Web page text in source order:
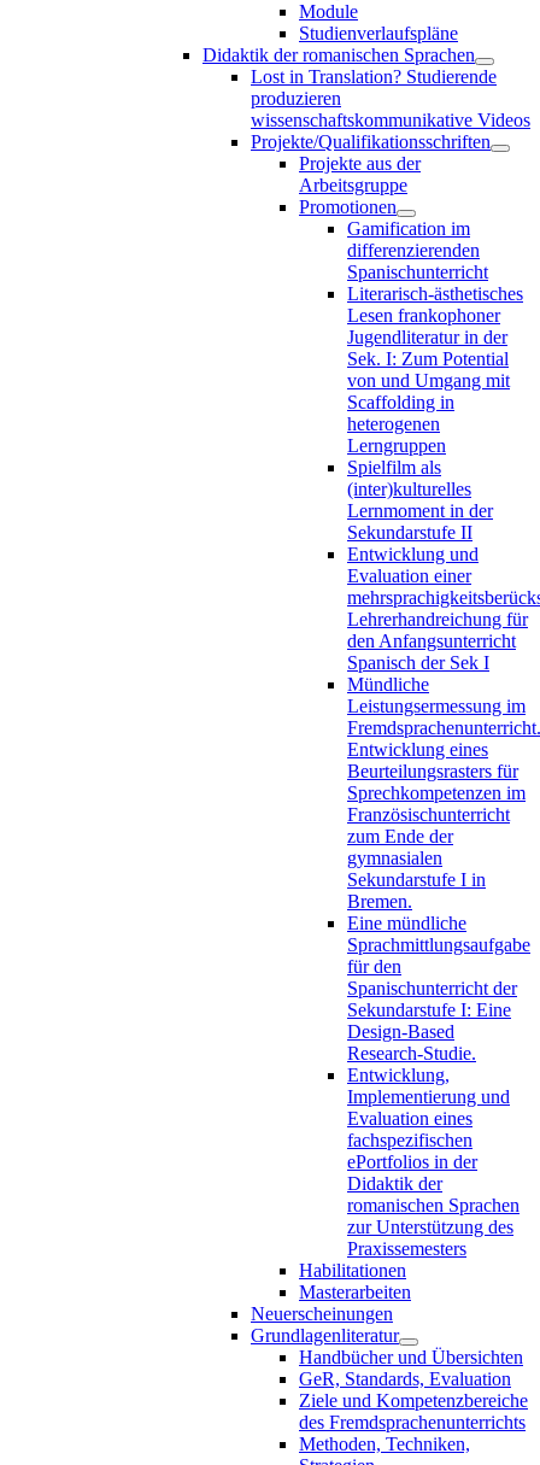
Module
Studienverlaufspläne
Didaktik der romanischen Sprachen
Lost in Translation? Studierende
produzieren
wissenschaftskommunikative Videos
Projekte/Qualifikationsschriften
Projekte aus der
Arbeitsgruppe
Promotionen
Gamification im
differenzierenden
Spanischunterricht
Literarisch-ästhetisches
Lesen frankophoner
Jugendliteratur in der
Sek. I: Zum Potential
von und Umgang mit
Scaffolding in
heterogenen
Lerngruppen
Spielfilm als
(inter)kulturelles
Lernmoment in der
Sekundarstufe II
Entwicklung und
Evaluation einer
Lehrerhandreichung für
den Anfangsunterricht
Spanisch der Sek I
Mündliche
Leistungsermessung im
Fremdsprachenunterricht.
Entwicklung eines
Beurteilungsrasters für
Sprechkompetenzen im
Französischunterricht
zum Ende der
gymnasialen
Sekundarstufe I in
Bremen.
Eine mündliche
Sprachmittlungsaufgabe
für den
Spanischunterricht der
Sekundarstufe I: Eine
Design-Based
Research-Studie.
Entwicklung,
Implementierung und
Evaluation eines
fachspezifischen
ePortfolios in der
Didaktik der
romanischen Sprachen
zur Unterstützung des
Praxissemesters
Habilitationen
Masterarbeiten
Neuerscheinungen
Grundlagenliteratur
Handbücher und Übersichten
GeR, Standards, Evaluation
Ziele und Kompetenzbereiche
des Fremdsprachenunterrichts
Methoden, Techniken,